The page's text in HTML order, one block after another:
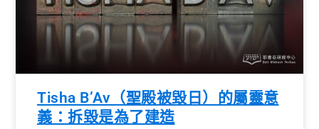
Tisha B’Av（聖殿被毀日）的屬靈意
義：拆毀是為了建造